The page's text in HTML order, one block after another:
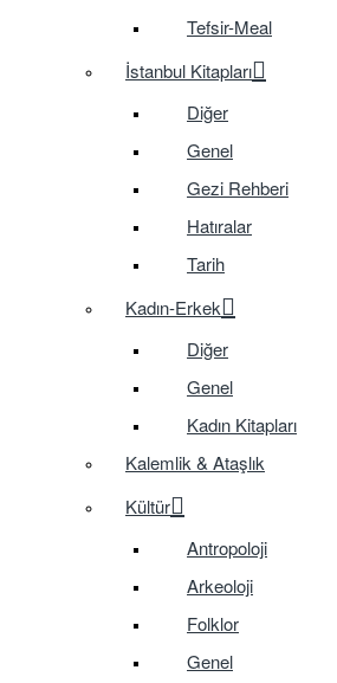
Tefsir-Meal
İstanbul Kitapları
Diğer
Genel
Gezi Rehberi
Hatıralar
Tarih
Kadın-Erkek
Diğer
Genel
Kadın Kitapları
Kalemlik & Ataşlık
Kültür
Antropoloji
Arkeoloji
Folklor
Genel